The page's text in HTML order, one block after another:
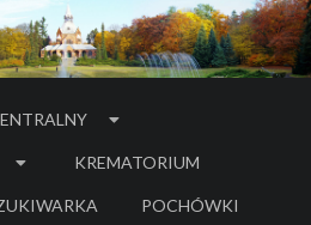
KREMATORIUM
POCHÓWKI
- LINK DO SERWISU